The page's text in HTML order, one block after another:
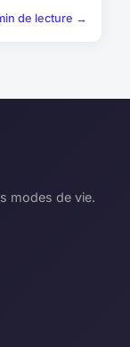
de lecture →
modes de vie.